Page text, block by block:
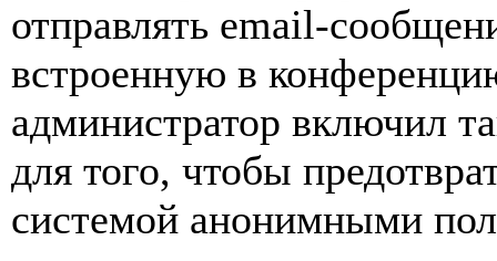
отправлять email-
встроенную в
администратор включил
для того, чтобы
системой анонимными